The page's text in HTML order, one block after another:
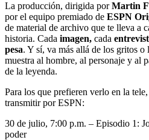
La producción, dirigida porMartin
por el equipo premiado de ESPN
de material de archivo que te lleva a
historia. Cada imagen, cada
pesa. Y sí, va más allá de los gritos o
muestra al hombre, al personaje y al
de la leyenda.
Para los que prefieren verlo en la
transmitir por ESPN:
30 de julio, 7:00 p.m. – Episodio 1:
poder